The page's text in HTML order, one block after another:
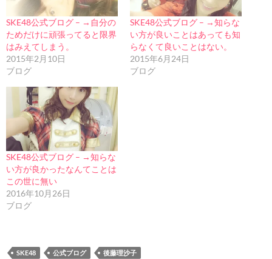
SKE48公式ブログ – →自分の
ためだけに頑張ってると限界
はみえてしまう。
2015年2月10日
ブログ
SKE48公式ブログ – →知らな
い方が良いことはあっても知
らなくて良いことはない。
2015年6月24日
ブログ
SKE48公式ブログ – →知らな
い方が良かったなんてことは
この世に無い
2016年10月26日
ブログ
SKE48 公式ブログ 後藤理沙子